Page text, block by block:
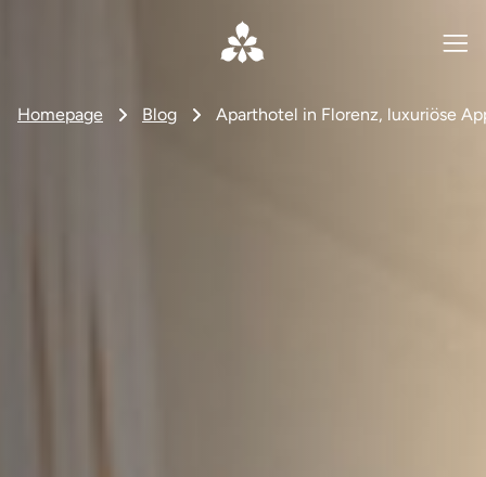
Homepage Blog Aparthotel in Florenz, luxuriöse